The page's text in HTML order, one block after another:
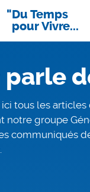
Du Temps
pour Vivre...
parle
tous les articles
notre groupe
communiqués